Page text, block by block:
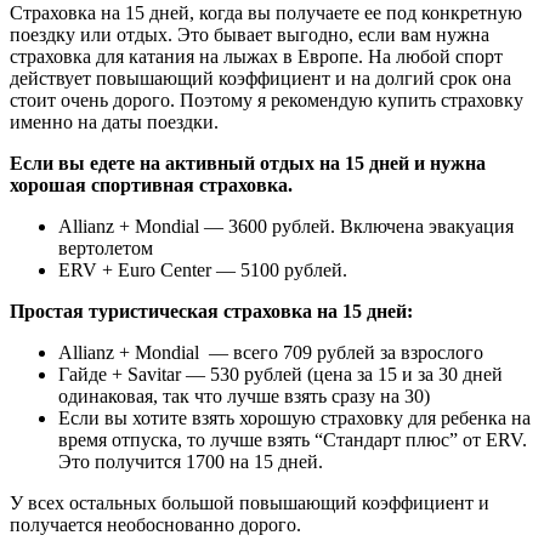
Страховка на 15 дней, когда вы получаете ее под конкретную
поездку или отдых. Это бывает выгодно, если вам нужна
страховка для катания на лыжах в Европе. На любой спорт
действует повышающий коэффициент и на долгий срок она
стоит очень дорого. Поэтому я рекомендую купить страховку
именно на даты поездки.
Если вы едете на активный отдых на 15 дней и нужна
хорошая спортивная страховка.
Allianz + Mondial — 3600 рублей. Включена эвакуация
вертолетом
ERV + Euro Center — 5100 рублей.
Простая туристическая страховка на 15 дней:
Allianz + Mondial — всего 709 рублей за взрослого
Гайде + Savitar — 530 рублей (цена за 15 и за 30 дней
одинаковая, так что лучше взять сразу на 30)
Если вы хотите взять хорошую страховку для ребенка на
время отпуска, то лучше взять “Стандарт плюс” от ERV.
Это получится 1700 на 15 дней.
У всех остальных большой повышающий коэффициент и
получается необоснованно дорого.